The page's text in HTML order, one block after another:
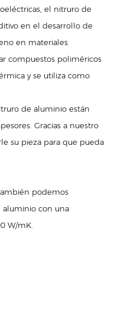
el nitruro de
en el desarrollo de
en materiales
compuestos poliméricos
y se utiliza como
de aluminio están
Gracias a nuestro
su pieza para que pueda
podemos
aluminio con una
W/mK.